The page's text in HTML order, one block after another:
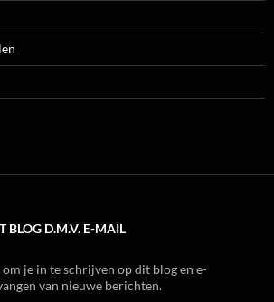
BLOG D.M.V. E-MAIL
je in te schrijven op dit blog en e-
van nieuwe berichten.